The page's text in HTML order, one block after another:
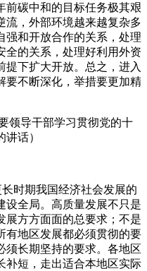
前碳中和的目标任务极其艰
流，外部环境越来越复杂多
强和开放合作的关系，处理
全的关系，处理好利用外资
提下扩大开放。总之，进入
要不断深化，举措要更加精
领导干部学习贯彻党的十
话）
时期我国经济社会发展的
设全局。高质量发展不只是
展方方面面的总要求；不是
有地区发展都必须贯彻的要
须长期坚持的要求。各地区
补短，走出适合本地区实际